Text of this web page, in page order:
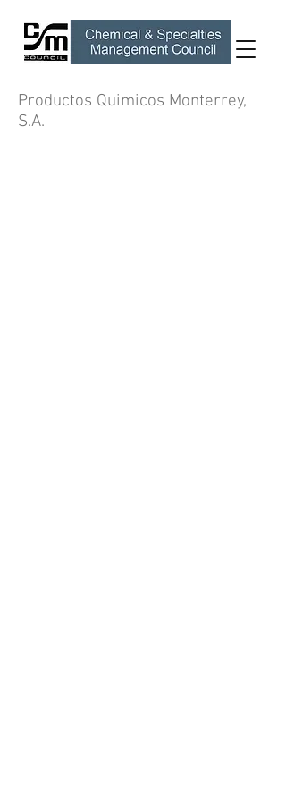
Productos Quimicos Monterrey,
S.A.